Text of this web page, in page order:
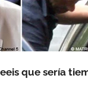
que sería